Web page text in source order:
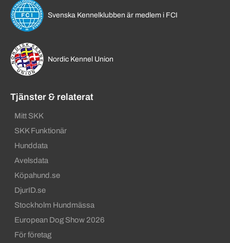
Svenska Kennelklubben är medlem i FCI
Nordic Kennel Union
Tjänster & relaterat
Mitt SKK
SKK Funktionär
Hunddata
Avelsdata
Köpahund.se
DjurID.se
Stockholm Hundmässa
European Dog Show 2026
För företag